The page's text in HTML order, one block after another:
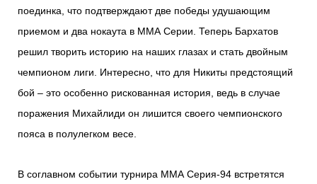
поединка, что подтверждают две победы удушающим
приемом и два нокаута в ММА Серии. Теперь Бархатов
решил творить историю на наших глазах и стать двойным
чемпионом лиги. Интересно, что для Никиты предстоящий
бой – это особенно рискованная история, ведь в случае
поражения Михайлиди он лишится своего чемпионского
пояса в полулегком весе.
В соглавном событии турнира ММА Серия-94 встретятся